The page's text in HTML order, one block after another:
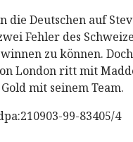
die Deutschen auf
Fehler des
zu können.
London ritt mit
mit seinem Team.
99-83405/4